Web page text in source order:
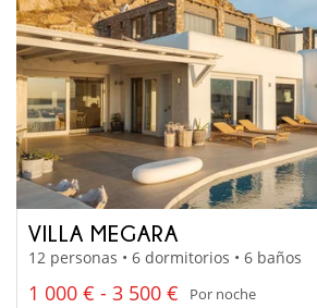
VILLA MEGARA
12 personas • 6 dormitorios • 6 baños
1 000 € - 3 500 €
Por noche